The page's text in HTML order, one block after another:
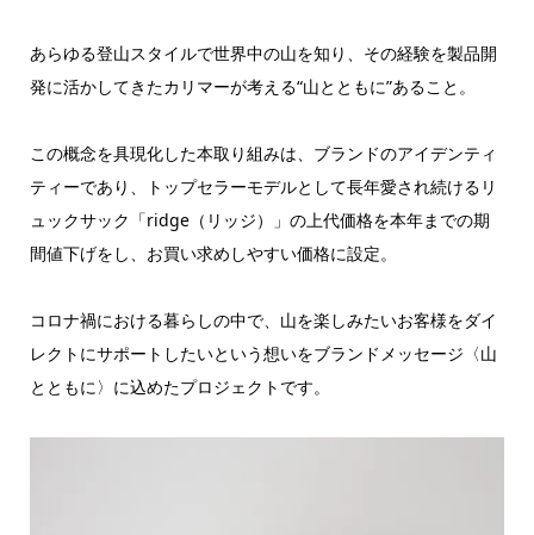
あらゆる登山スタイルで世界中の山を知り、その経験を製品開
発に活かしてきたカリマーが考える“山とともに”あること。
この概念を具現化した本取り組みは、ブランドのアイデンティ
ティーであり、トップセラーモデルとして長年愛され続けるリ
ュックサック「ridge（リッジ）」の上代価格を本年までの期
間値下げをし、お買い求めしやすい価格に設定。
コロナ禍における暮らしの中で、山を楽しみたいお客様をダイ
レクトにサポートしたいという想いをブランドメッセージ〈山
とともに〉に込めたプロジェクトです。